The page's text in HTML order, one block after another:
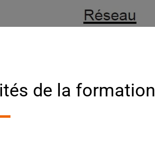
de la formation